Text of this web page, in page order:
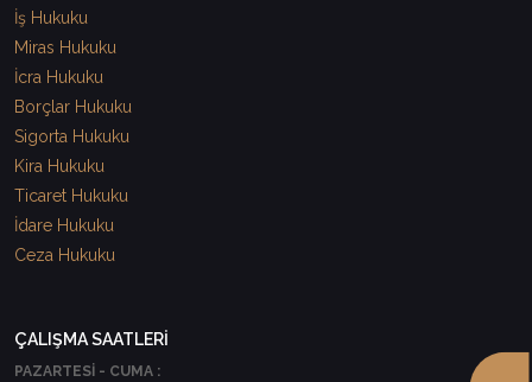
İş Hukuku
Miras Hukuku
İcra Hukuku
Borçlar Hukuku
Sigorta Hukuku
Kira Hukuku
Ticaret Hukuku
İdare Hukuku
Ceza Hukuku
ÇALIŞMA SAATLERİ
PAZARTESİ - CUMA :